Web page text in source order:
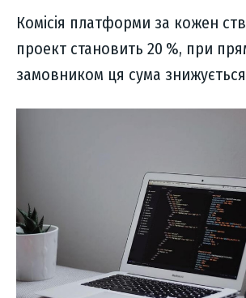
Комісія платформи за кожен
проект становить 20 %, при
замовником ця сума